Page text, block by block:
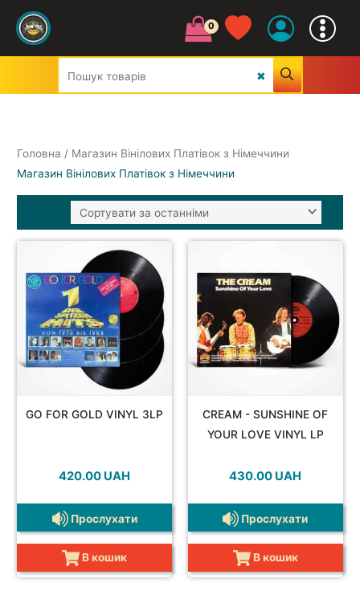
Головна / Магазин Вінілових Платівок з Німеччини
Магазин Вінілових Платівок з Німеччини
GO FOR GOLD VINYL 3LP
420.00 UAH
Прослухати
В кошик
CREAM - SUNSHINE OF
YOUR LOVE VINYL LP
430.00 UAH
Прослухати
В кошик
УСІ ЖАНРИ
CLASSIC
POP